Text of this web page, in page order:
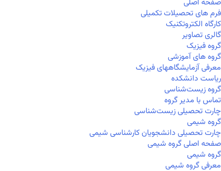
صفحه اصلی
فرم های تحصیلات تکمیلی
کارگاه الکتروتکنیک
گالری تصاویر
گروه فیزیک
گروه های آموزشی
معرفی آزمایشگاههای فیزیک
ریاست دانشکده
گروه زیست‌شناسی
تماس با مدیر گروه
چارت تحصیلی زیست‌شناسی
گروه شیمی
چارت تحصیلی دانشجویان کارشناسی شیمی
صفحه اصلی گروه شیمی
گروه شیمی
معرفی گروه شیمی